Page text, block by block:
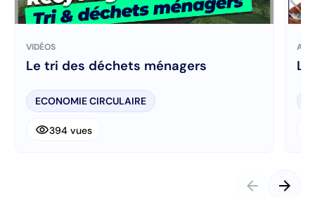
VIDÉOS
Le tri des déchets ménagers
ECONOMIE CIRCULAIRE
visibility394 vues
arrow_back arrow_forward